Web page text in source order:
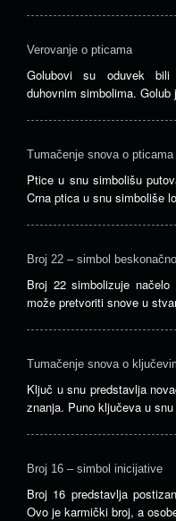
Verovanje o pticama
Golubovi su oduvek
duhovnim simbolima.
Tumačenje snova o pticama
Ptice u snu simbolišu
Crna ptica u snu simboliše
Broj 22 – simbol
Broj 22 simbolizuje
može pretvoriti snove u
Tumačenje snova o
Ključ u snu predstavlja
znanja. Puno ključeva u
Broj 16 – simbol inicijative
Broj 16 predstavlja
Ovo je karmički broj, a